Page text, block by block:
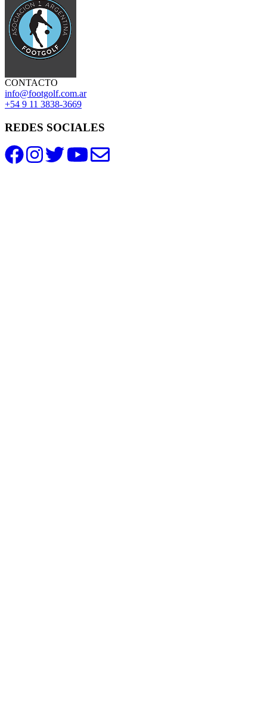
CONTACTO
info@footgolf.com.ar
+54 9 11 3838-3669
REDES SOCIALES